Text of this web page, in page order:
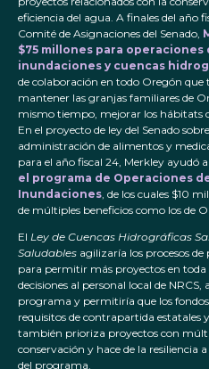
eficiencia del agua. A finales del año
Comité de Asignaciones del Senado,
$75 millones para
inundaciones y cuencas
de colaboración en todo Oregón
mantener las granjas familiares de
mismo tiempo, mejorar los hábitats
En el proyecto de ley del Senado
administración de alimentos y
para el año fiscal 24, Merkley ayudó
el programa de Operaciones
Inundaciones, de los cuales $10
de múltiples beneficios como los de
El Ley de Cuencas Hidrográficas
Saludables agilizaría los procesos
para permitir más proyectos en
decisiones al personal local de
programa y permitiría que los
requisitos de contrapartida estatales
también prioriza proyectos con
conservación y hace de la resiliencia
del programa.